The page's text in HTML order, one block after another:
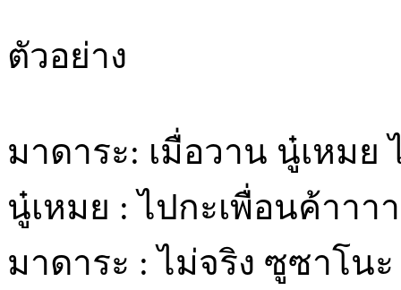
ตัวอย่าง
มาดาระ: เมื่อวาน นู๋เหมย
นู๋เหมย : ไปกะเพื่อนค้าาาา
มาดาระ : ไม่จริง ซูซาโน